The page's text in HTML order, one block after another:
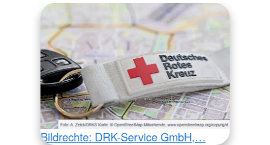
Bildrechte: DRK-Service GmbH,…